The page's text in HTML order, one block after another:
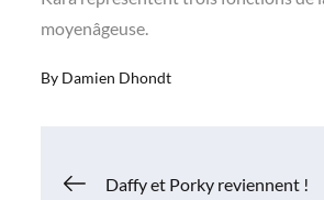
moyenâgeuse.
By Damien Dhondt
Navigation
Daffy et Porky reviennent !